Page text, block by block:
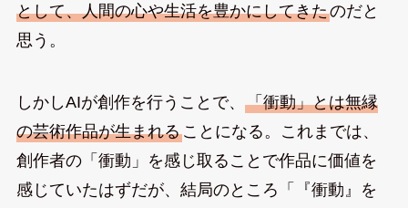
として、人間の心や生活を豊かにしてきたのだと
思う。
しかしAIが創作を行うことで、 「衝動」とは無縁
の芸術作品が生まれることになる。これまでは、
創作者の「衝動」を感じ取ることで作品に価値を
感じていたはずだが、結局のところ「『衝動』を